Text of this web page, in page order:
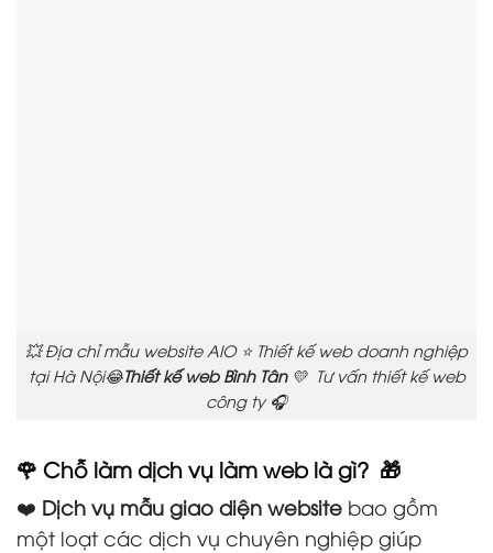
💥 Địa chỉ mẫu website AIO ⭐ Thiết kế web doanh nghiệp
tại Hà Nội😂Thiết kế web Bình Tân💛 Tư vấn thiết kế web
công ty 🎧
🌹 Chỗ làm dịch vụ làm web là gì? 🎁
❤️ Dịch vụ mẫu giao diện website bao gồm
một loạt các dịch vụ chuyên nghiệp giúp